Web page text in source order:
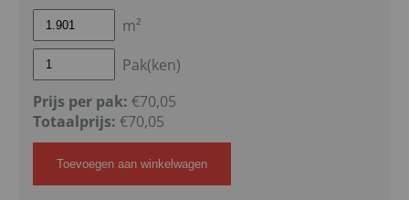
m²
Pak(ken)
Prijs per pak: €70,05
Totaalprijs: €70,05
Toevoegen aan winkelwagen